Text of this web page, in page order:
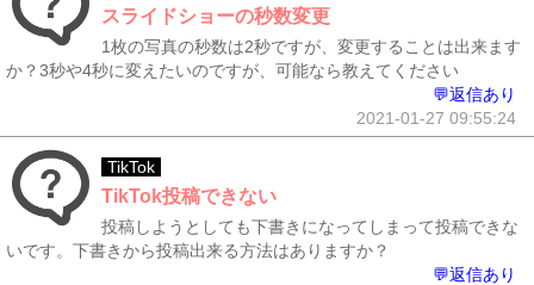
スライドショーの秒数変更
1枚の写真の秒数は2秒ですが、変更することは出来ます
か？3秒や4秒に変えたいのですが、可能なら教えてください
💬返信あり
2021-01-27 09:55:24
TikTok
TikTok投稿できない
投稿しようとしても下書きになってしまって投稿できな
いです。下書きから投稿出来る方法はありますか？
💬返信あり